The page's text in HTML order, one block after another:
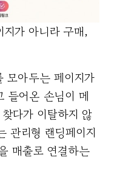
지가 아니라 구매,
모아두는 페이지가
들어온 손님이 메
다가 이탈하지 않
관리형 랜딩페이지
매출로 연결하는